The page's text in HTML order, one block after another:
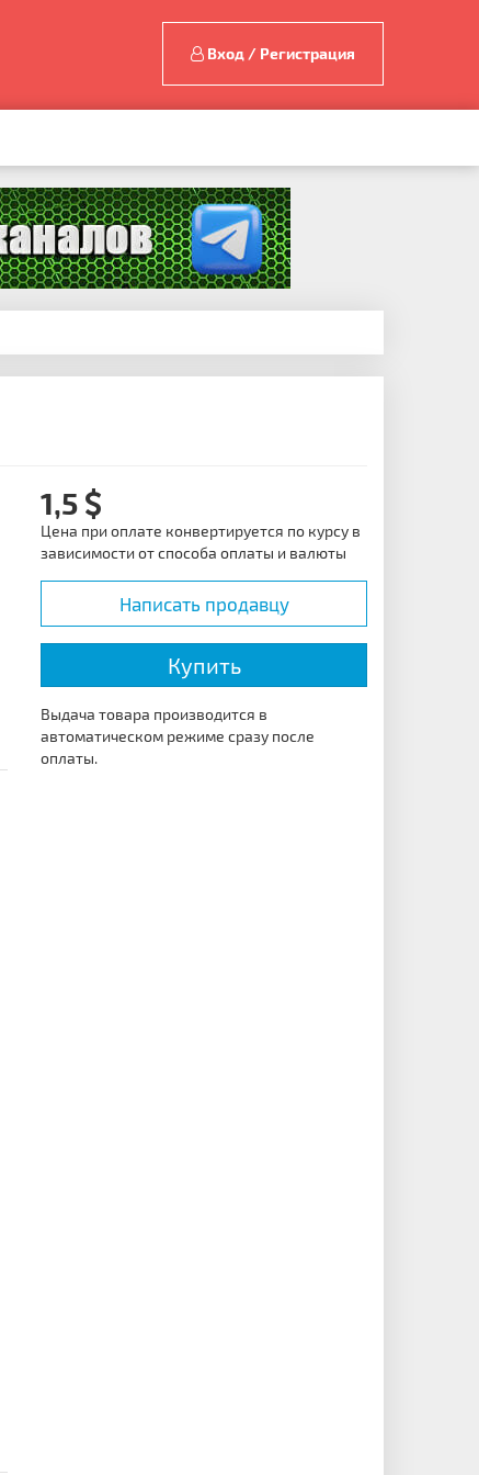
Вход / Регистрация
1,5
Цена при оплате конвертируется по курсу в
зависимости от способа оплаты и валюты
Написать продавцу
Купить
Выдача товара производится в
автоматическом режиме сразу после
оплаты.